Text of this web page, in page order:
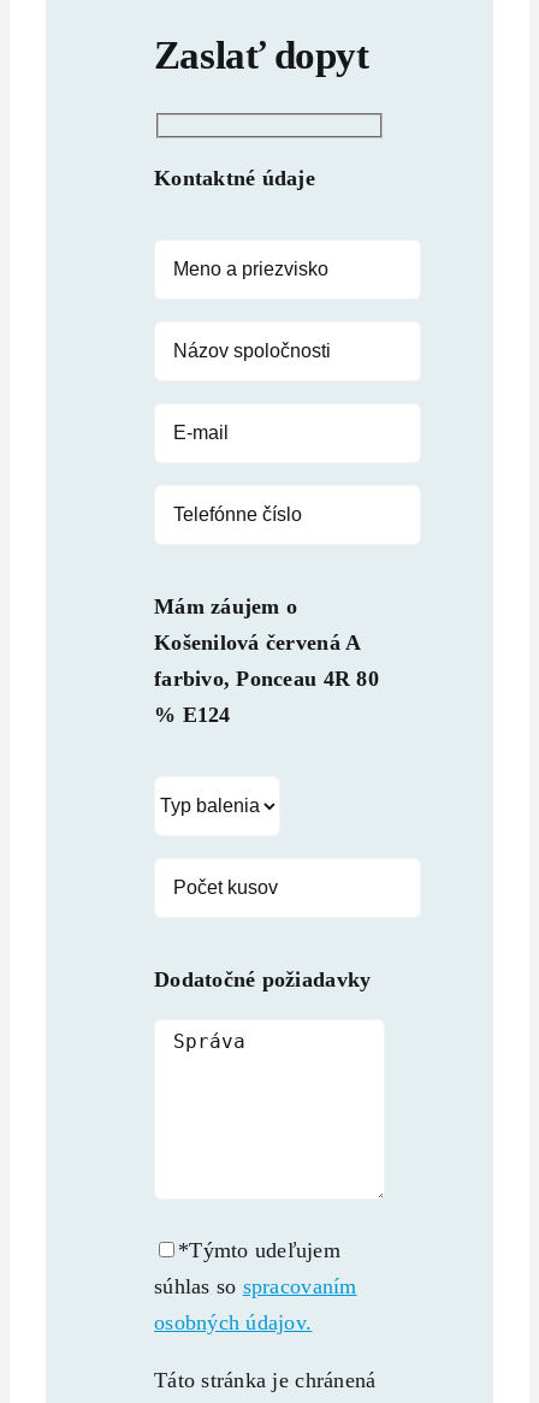
Zaslať dopyt
Kontaktné údaje
Mám záujem o
Košenilová červená A
farbivo, Ponceau 4R 80
% E124
Dodatočné požiadavky
*Týmto udeľujem
súhlas so spracovaním
osobných údajov.
Táto stránka je chránená